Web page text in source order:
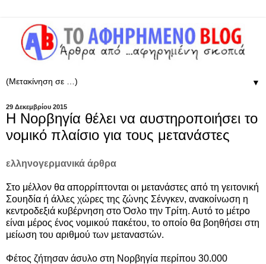
▼
29 Δεκεμβρίου 2015
Η Νορβηγία θέλει να αυστηροποιήσει το
νομικό πλαίσιο για τους μετανάστες
ελληνογερμανικά άρθρα
Στο μέλλον θα απορρίπτονται οι μετανάστες από τη γειτονική
Σουηδία ή άλλες χώρες της ζώνης Σένγκεν, ανακοίνωση η
κεντροδεξιά κυβέρνηση στο Όσλο την Τρίτη. Αυτό το μέτρο
είναι μέρος ένος νομικού πακέτου, το οποίο θα βοηθήσει στη
μείωση του αριθμού των μεταναστών.
Φέτος ζήτησαν άσυλο στη Νορβηγία περίπου 30.000